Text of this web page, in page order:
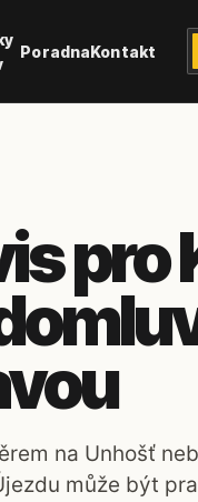
PoradnaKontakt
pro
na Unhošť
může být